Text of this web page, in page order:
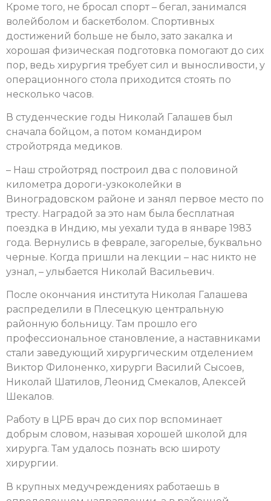
Кроме того, не бросал спорт – бегал, занимался
волейболом и баскетболом. Спортивных
достижений больше не было, зато закалка и
хорошая физическая подготовка помогают до сих
пор, ведь хирургия требует сил и выносливости, у
операционного стола приходится стоять по
несколько часов.
В студенческие годы Николай Галашев был
сначала бойцом, а потом командиром
стройотряда медиков.
– Наш стройотряд построил два с половиной
километра дороги-узкоколейки в
Виноградовском районе и занял первое место по
тресту. Наградой за это нам была бесплатная
поездка в Индию, мы уехали туда в январе 1983
года. Вернулись в феврале, загорелые, буквально
черные. Когда пришли на лекции – нас никто не
узнал, – улыбается Николай Васильевич.
После окончания института Николая Галашева
распределили в Плесецкую центральную
районную больницу. Там прошло его
профессиональное становление, а наставниками
стали заведующий хирургическим отделением
Виктор Филоненко, хирурги Василий Сысоев,
Николай Шатилов, Леонид Смекалов, Алексей
Шекалов.
Работу в ЦРБ врач до сих пор вспоминает
добрым словом, называя хорошей школой для
хирурга. Там удалось познать всю широту
хирургии.
В крупных медучреждениях работаешь в